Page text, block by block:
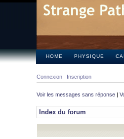
HOME PHYSIQUE
Connexion Inscription
Voir les messages sans réponse |
Index du forum